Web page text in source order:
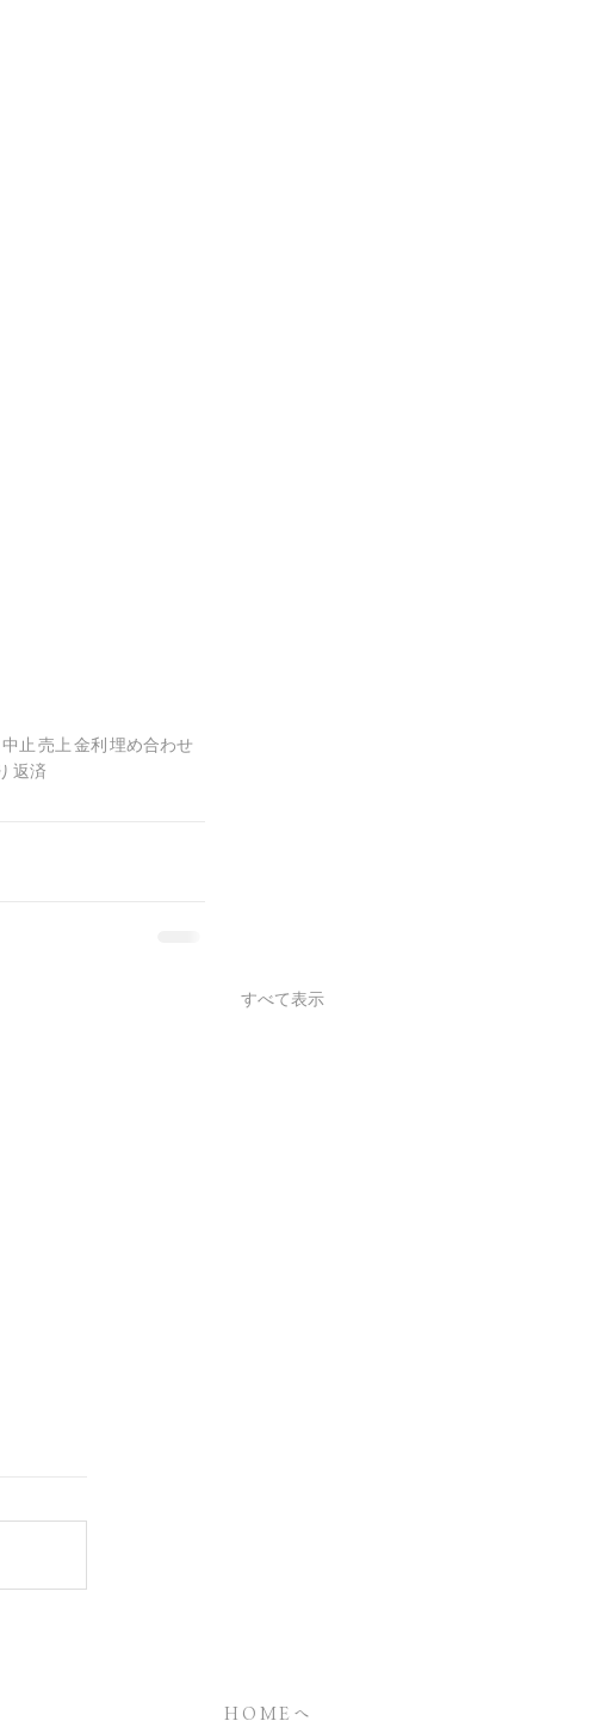
中止 売上金利埋め合わせ
返済
すべて表示
HOMEへ